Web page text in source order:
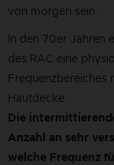
von morgen sein.
In den 70er Jahren
des RAC eine
Frequenzbereiches
Hautdecke.
Die
Anzahl an sehr
welche Frequenz